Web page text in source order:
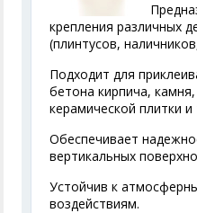
крепления различных
(плинтусов,
Подходит для
бетона кирпича,
керамической плитки и
Обеспечивает
вертикальных
Устойчив к
воздействиям.